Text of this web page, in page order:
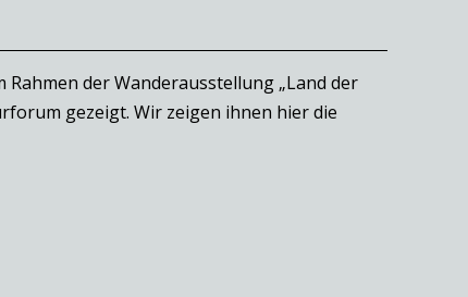
der Wanderausstellung „Land der
gezeigt. Wir zeigen ihnen hier die